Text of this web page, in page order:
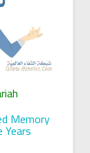
Memory